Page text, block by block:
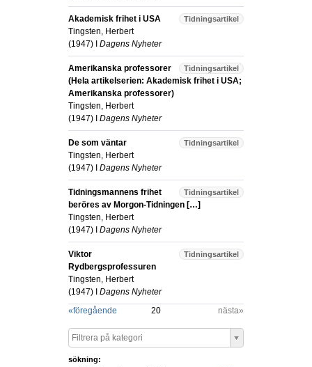
Tidningsartikel
Akademisk frihet i USA
Tingsten, Herbert
(1947) I Dagens Nyheter
Tidningsartikel
Amerikanska professorer
(Hela artikelserien: Akademisk frihet i USA;
Amerikanska professorer)
Tingsten, Herbert
(1947) I Dagens Nyheter
Tidningsartikel
De som väntar
Tingsten, Herbert
(1947) I Dagens Nyheter
Tidningsartikel
Tidningsmannens frihet
beröres av Morgon-Tidningen […]
Tingsten, Herbert
(1947) I Dagens Nyheter
Tidningsartikel
Viktor
Rydbergsprofessuren
Tingsten, Herbert
(1947) I Dagens Nyheter
«föregående 20 nästa»
Filtrera på kategori
sökning: